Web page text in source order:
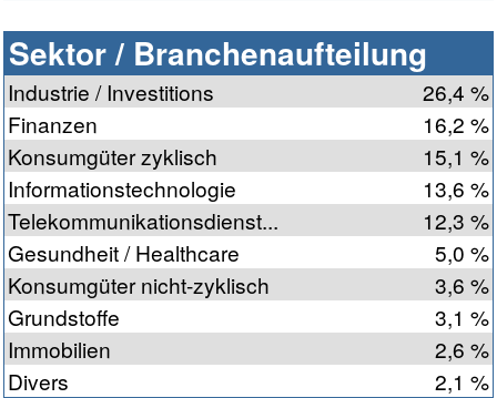
Sektor / Branchenaufteilung
Industrie / Investitions
26,4 %
Finanzen
16,2 %
Konsumgüter zyklisch
15,1 %
Informationstechnologie
13,6 %
Telekommunikationsdienst...
12,3 %
Gesundheit / Healthcare
5,0 %
Konsumgüter nicht-zyklisch
3,6 %
Grundstoffe
3,1 %
Immobilien
2,6 %
Divers
2,1 %